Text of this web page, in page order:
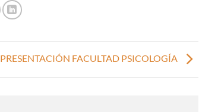
PRESENTACIÓN FACULTAD PSICOLOGÍA